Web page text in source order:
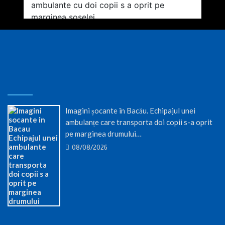
Imagini șocante în Bacău. Echipajul unei
ambulanțe care transporta doi copii s-a oprit
pe marginea drumului…
08/08/2026